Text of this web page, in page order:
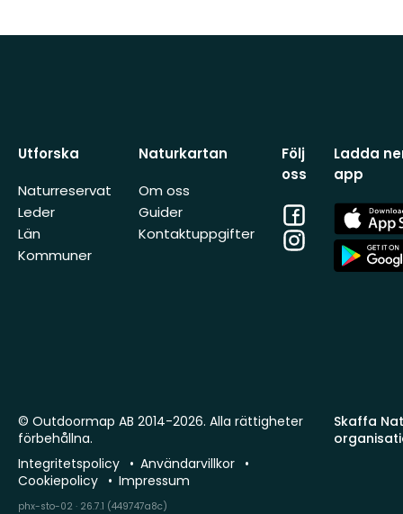
Utforska
Naturreservat
Leder
Län
Kommuner
Naturkartan
Om oss
Guider
Kontaktuppgifter
Följ
oss
Facebook
Instagram
Ladda
app
App
Store
App
Store
Skaffa
© Outdoormap AB 2014-2026. Alla rättigheter
förbehållna.
Integritetspolicy
Användarvillkor
Cookiepolicy
Impressum
phx-sto-02 · 26.7.1 (449747a8c)